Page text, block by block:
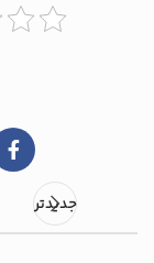
جدیدتر